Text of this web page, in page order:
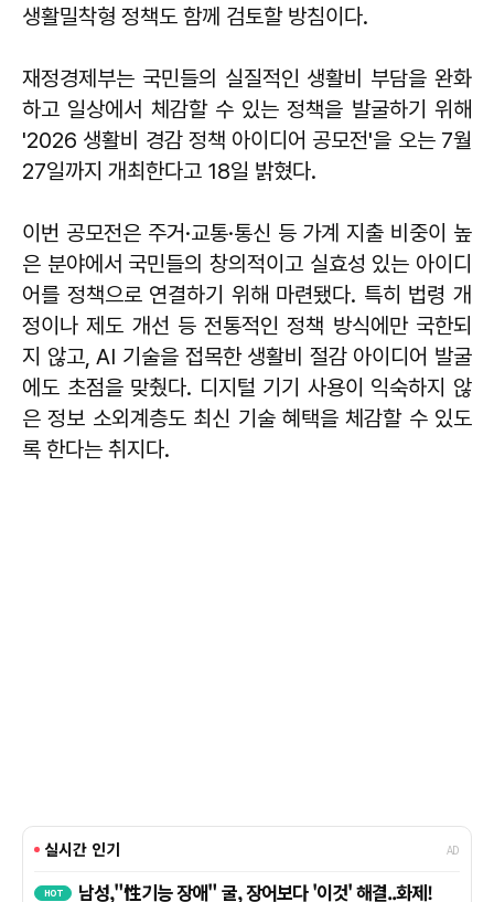
생활밀착형 정책도 함께 검토할 방침이다.
재정경제부는 국민들의 실질적인 생활비 부담을 완화
하고 일상에서 체감할 수 있는 정책을 발굴하기 위해
'2026 생활비 경감 정책 아이디어 공모전'을 오는 7월
27일까지 개최한다고 18일 밝혔다.
이번 공모전은 주거·교통·통신 등 가계 지출 비중이 높
은 분야에서 국민들의 창의적이고 실효성 있는 아이디
어를 정책으로 연결하기 위해 마련됐다. 특히 법령 개
정이나 제도 개선 등 전통적인 정책 방식에만 국한되
지 않고, AI 기술을 접목한 생활비 절감 아이디어 발굴
에도 초점을 맞췄다. 디지털 기기 사용이 익숙하지 않
은 정보 소외계층도 최신 기술 혜택을 체감할 수 있도
록 한다는 취지다.